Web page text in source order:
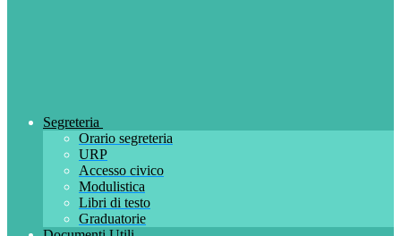
Segreteria
Orario segreteria
URP
Accesso civico
Modulistica
Libri di testo
Graduatorie